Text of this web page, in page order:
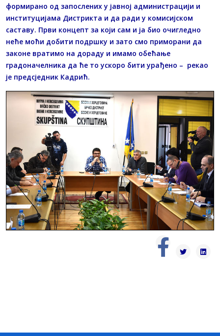
формирано од запослених у јавној администрацији и
институцијама Дистрикта и да ради у комисијском
саставу. Први концепт за који сам и ја био очигледно
неће моћи добити подршку и зато смо приморани да
законе вратимо на дораду и имамо обећање
градоначелника да ће то ускоро бити урађено – рекао
је предсједник Кадрић.